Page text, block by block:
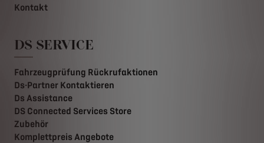
Kontakt
DS SERVICE
Fahrzeugprüfung Rückrufaktionen
Ds-Partner Kontaktieren
Ds Assistance
DS Connected Services Store
Zubehör
Komplettpreis Angebote